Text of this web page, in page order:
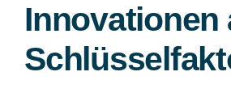
Innovationen